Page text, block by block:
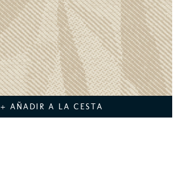
+ AÑADIR A LA CESTA